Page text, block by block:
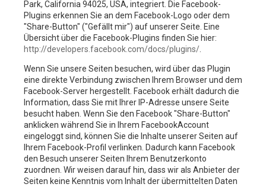
Park, California 94025, USA, integriert. Die Facebook-
Plugins erkennen Sie an dem Facebook-Logo oder dem
"Share-Button" ("Gefällt mir") auf unserer Seite. Eine
Übersicht über die Facebook-Plugins finden Sie hier:
http://developers.facebook.com/docs/plugins/.
Wenn Sie unsere Seiten besuchen, wird über das Plugin
eine direkte Verbindung zwischen Ihrem Browser und dem
Facebook-Server hergestellt. Facebook erhält dadurch die
Information, dass Sie mit Ihrer IP-Adresse unsere Seite
besucht haben. Wenn Sie den Facebook "Share-Button"
anklicken während Sie in Ihrem FacebookAccount
eingeloggt sind, können Sie die Inhalte unserer Seiten auf
Ihrem Facebook-Profil verlinken. Dadurch kann Facebook
den Besuch unserer Seiten Ihrem Benutzerkonto
zuordnen. Wir weisen darauf hin, dass wir als Anbieter der
Seiten keine Kenntnis vom Inhalt der übermittelten Daten